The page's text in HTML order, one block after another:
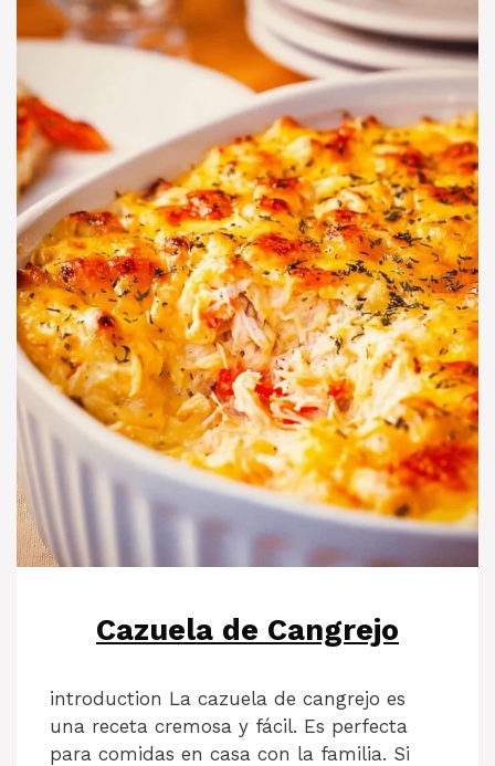
Cazuela de Cangrejo
introduction La cazuela de cangrejo es
una receta cremosa y fácil. Es perfecta
para comidas en casa con la familia. Si